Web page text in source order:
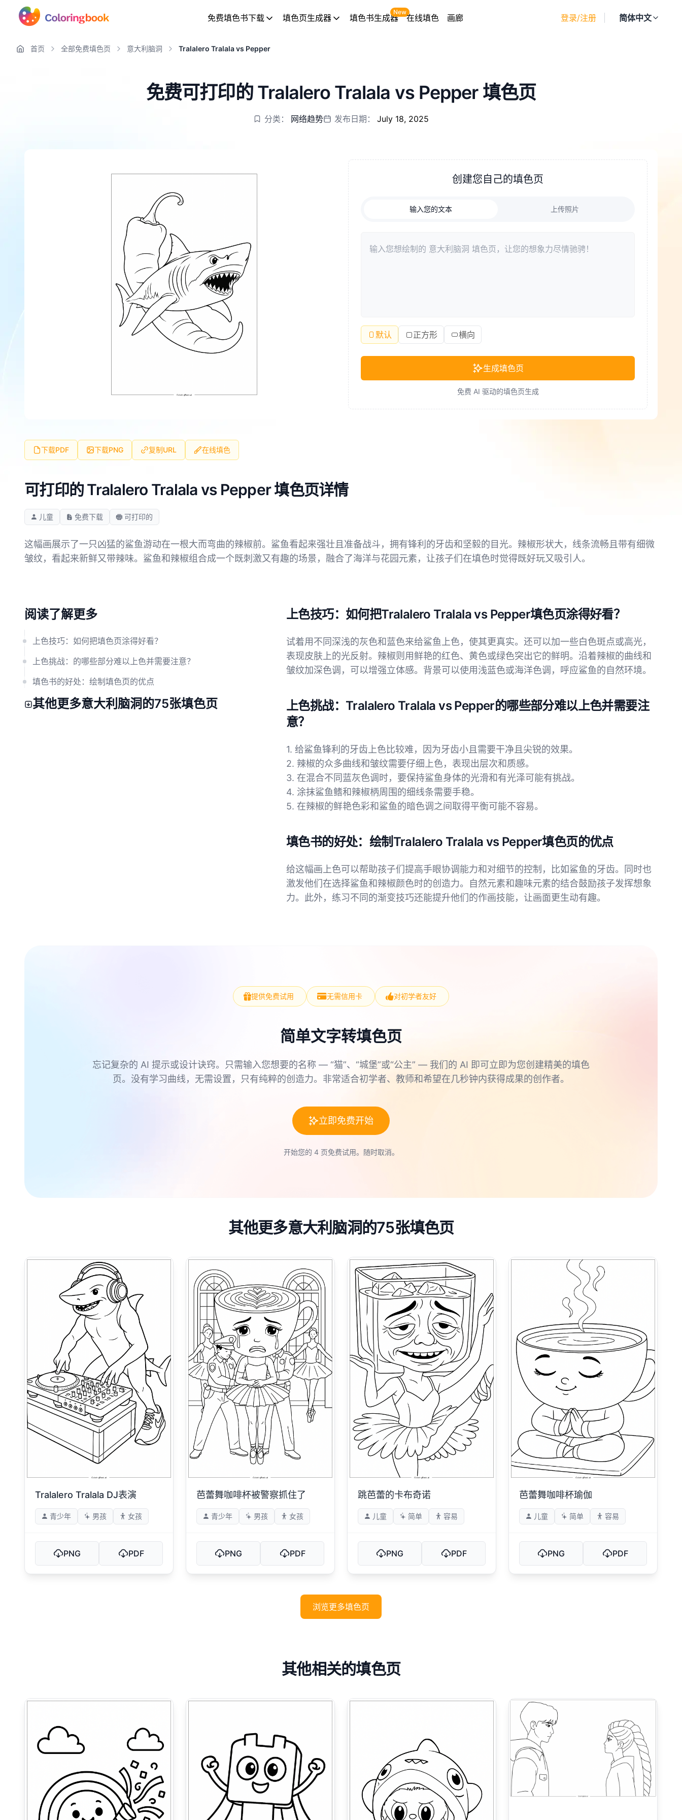
登录/注册 简体中文
免费填色书下载 填色页生成器 填色书生成器
New
在线填色 画廊
首页 全部免费填色页 意大利脑洞 Tralalero Tralala vs Pepper
免费可打印的 Tralalero Tralala vs Pepper 填色页
分类： 网络趋势 发布日期： July 18, 2025
创建您自己的填色页
输入您的文本 上传照片
默认 正方形 横向
生成填色页
免费 AI 驱动的填色页生成
下载PDF 下载PNG 复制URL 在线填色
可打印的 Tralalero Tralala vs Pepper 填色页详情
儿童 免费下载 可打印的
这幅画展示了一只凶猛的鲨鱼游动在一根大而弯曲的辣椒前。鲨鱼看起来强壮且准备战斗，拥有锋利的牙齿和坚毅的目光。辣椒形状大，线条流畅且带有细微
皱纹，看起来新鲜又带辣味。鲨鱼和辣椒组合成一个既刺激又有趣的场景，融合了海洋与花园元素，让孩子们在填色时觉得既好玩又吸引人。
阅读了解更多
上色技巧：如何把填色页涂得好看？
上色挑战：的哪些部分难以上色并需要注意？
填色书的好处：绘制填色页的优点
其他更多意大利脑洞的75张填色页
上色技巧：如何把Tralalero Tralala vs Pepper填色页涂得好看？
试着用不同深浅的灰色和蓝色来给鲨鱼上色，使其更真实。还可以加一些白色斑点或高光，
表现皮肤上的光反射。辣椒则用鲜艳的红色、黄色或绿色突出它的鲜明。沿着辣椒的曲线和
皱纹加深色调，可以增强立体感。背景可以使用浅蓝色或海洋色调，呼应鲨鱼的自然环境。
上色挑战：Tralalero Tralala vs Pepper的哪些部分难以上色并需要注
意？
1. 给鲨鱼锋利的牙齿上色比较难，因为牙齿小且需要干净且尖锐的效果。
2. 辣椒的众多曲线和皱纹需要仔细上色，表现出层次和质感。
3. 在混合不同蓝灰色调时，要保持鲨鱼身体的光滑和有光泽可能有挑战。
4. 涂抹鲨鱼鳍和辣椒柄周围的细线条需要手稳。
5. 在辣椒的鲜艳色彩和鲨鱼的暗色调之间取得平衡可能不容易。
填色书的好处：绘制Tralalero Tralala vs Pepper填色页的优点
给这幅画上色可以帮助孩子们提高手眼协调能力和对细节的控制，比如鲨鱼的牙齿。同时也
激发他们在选择鲨鱼和辣椒颜色时的创造力。自然元素和趣味元素的结合鼓励孩子发挥想象
力。此外，练习不同的渐变技巧还能提升他们的作画技能，让画面更生动有趣。
提供免费试用 无需信用卡 对初学者友好
简单文字转填色页
忘记复杂的 AI 提示或设计诀窍。只需输入您想要的名称 — “猫”、“城堡”或“公主” — 我们的 AI 即可立即为您创建精美的填色
页。没有学习曲线，无需设置，只有纯粹的创造力。非常适合初学者、教师和希望在几秒钟内获得成果的创作者。
立即免费开始
开始您的 4 页免费试用。随时取消。
其他更多意大利脑洞的75张填色页
Tralalero Tralala DJ表演
青少年 男孩 女孩
PNG PDF
芭蕾舞咖啡杯被警察抓住了
青少年 男孩 女孩
PNG PDF
跳芭蕾的卡布奇诺
儿童 简单 容易
PNG PDF
芭蕾舞咖啡杯瑜伽
儿童 简单 容易
PNG PDF
浏览更多填色页
其他相关的填色页